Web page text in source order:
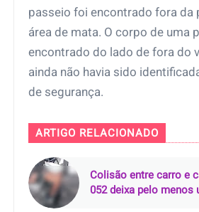
passeio foi encontrado fora da
área de mata. O corpo de uma
encontrado do lado de fora do
ainda não havia sido
de segurança.
ARTIGO RELACIONADO
Colisão entre carro e
052 deixa pelo menos